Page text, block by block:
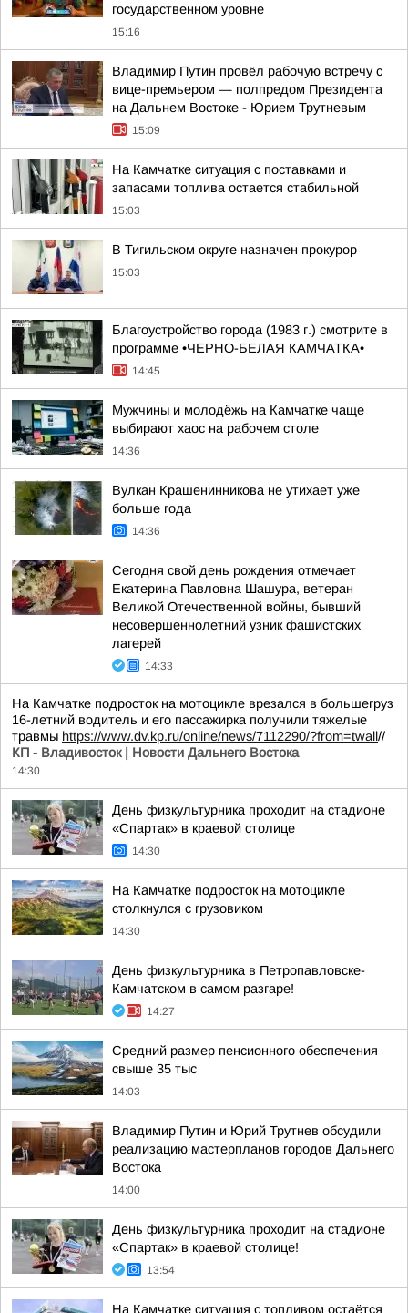
государственном уровне
15:16
Владимир Путин провёл рабочую встречу с
вице-премьером — полпредом Президента
на Дальнем Востоке - Юрием Трутневым
15:09
На Камчатке ситуация с поставками и
запасами топлива остается стабильной
15:03
В Тигильском округе назначен прокурор
15:03
Благоустройство города (1983 г.) смотрите в
программе •ЧЕРНО-БЕЛАЯ КАМЧАТКА•
14:45
Мужчины и молодёжь на Камчатке чаще
выбирают хаос на рабочем столе
14:36
Вулкан Крашенинникова не утихает уже
больше года
14:36
Сегодня свой день рождения отмечает
Екатерина Павловна Шашура, ветеран
Великой Отечественной войны, бывший
несовершеннолетний узник фашистских
лагерей
14:33
На Камчатке подросток на мотоцикле врезался в большегруз
16-летний водитель и его пассажирка получили тяжелые
травмы https://www.dv.kp.ru/online/news/7112290/?from=twall//
КП - Владивосток | Новости Дальнего Востока
14:30
День физкультурника проходит на стадионе
«Спартак» в краевой столице
14:30
На Камчатке подросток на мотоцикле
столкнулся с грузовиком
14:30
День физкультурника в Петропавловске-
Камчатском в самом разгаре!
14:27
Средний размер пенсионного обеспечения
свыше 35 тыс
14:03
Владимир Путин и Юрий Трутнев обсудили
реализацию мастерпланов городов Дальнего
Востока
14:00
День физкультурника проходит на стадионе
«Спартак» в краевой столице!
13:54
На Камчатке ситуация с топливом остаётся